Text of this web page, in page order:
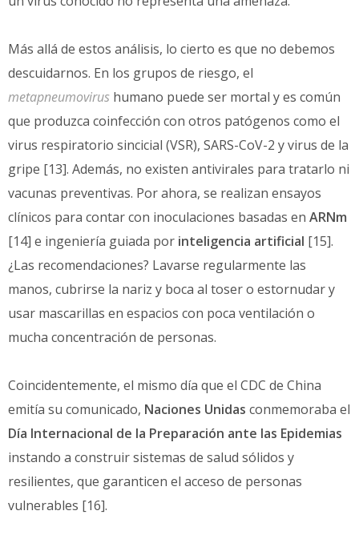
Más allá de estos análisis, lo cierto es que no debemos
descuidarnos. En los grupos de riesgo, el
metapneumovirus humano puede ser mortal y es común
que produzca coinfección con otros patógenos como el
virus respiratorio sincicial (VSR), SARS-CoV-2 y virus de la
gripe [13]. Además, no existen antivirales para tratarlo ni
vacunas preventivas. Por ahora, se realizan ensayos
clínicos para contar con inoculaciones basadas en ARNm
[14] e ingeniería guiada por inteligencia artificial [15].
¿Las recomendaciones? Lavarse regularmente las
manos, cubrirse la nariz y boca al toser o estornudar y
usar mascarillas en espacios con poca ventilación o
mucha concentración de personas.
Coincidentemente, el mismo día que el CDC de China
emitía su comunicado, Naciones Unidas conmemoraba el
Día Internacional de la Preparación ante las Epidemias
instando a construir sistemas de salud sólidos y
resilientes, que garanticen el acceso de personas
vulnerables [16].